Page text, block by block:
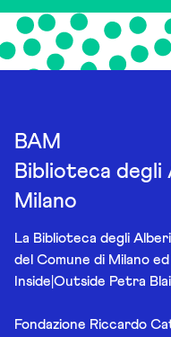
BAM
Biblioteca degli
Milano
La Biblioteca degli
del Comune di Milano
Inside|Outside Petra
Fondazione Riccardo